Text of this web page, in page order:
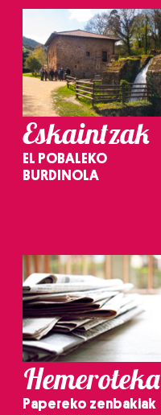
Eskaintzak
EL POBALEKO
BURDINOLA
Hemeroteka
Papereko zenbakiak